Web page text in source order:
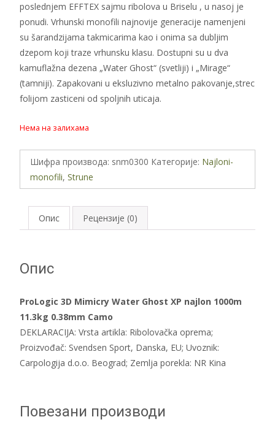
poslednjem EFFTEX sajmu ribolova u Briselu , u nasoj je
ponudi. Vrhunski monofili najnovije generacije namenjeni
su šarandzijama takmicarima kao i onima sa dubljim
dzepom koji traze vrhunsku klasu. Dostupni su u dva
kamuflažna dezena „Water Ghost“ (svetliji) i „Mirage“
(tamniji). Zapakovani u eksluzivno metalno pakovanje,strec
folijom zasticeni od spoljnih uticaja.
Нема на залихама
Шифра производа: snm0300 Категорије: Najloni-
monofili, Strune
Опис Рецензије (0)
Опис
ProLogic 3D Mimicry Water Ghost XP najlon 1000m
11.3kg 0.38mm Camo
DEKLARACIJA: Vrsta artikla: Ribolovačka oprema;
Proizvođač: Svendsen Sport, Danska, EU; Uvoznik:
Carpologija d.o.o. Beograd; Zemlja porekla: NR Kina
Повезани производи